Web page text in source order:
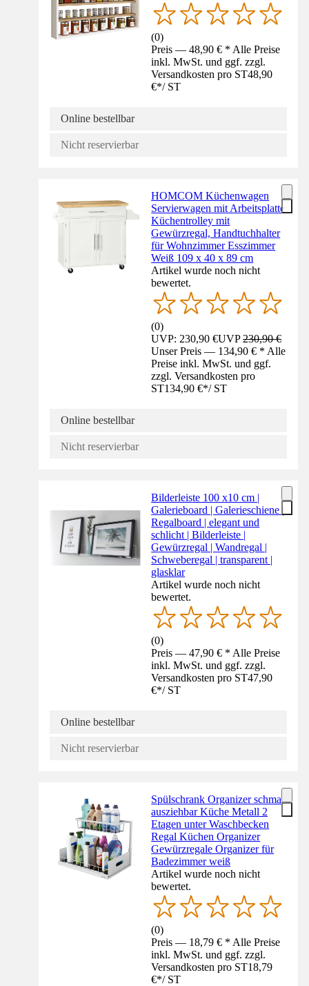
(0)
Preis — 48,90 € * Alle Preise
inkl. MwSt. und ggf. zzgl.
Versandkosten pro ST48,90
€*/ ST
Online bestellbar
Nicht reservierbar
HOMCOM Küchenwagen
Servierwagen mit Arbeitsplatte
Küchentrolley mit
Gewürzregal, Handtuchhalter
für Wohnzimmer Esszimmer
Weiß 109 x 40 x 89 cm
Artikel wurde noch nicht
bewertet.
(0)
UVP: 230,90 €UVP230,90 €
Unser Preis — 134,90 € * Alle
Preise inkl. MwSt. und ggf.
zzgl. Versandkosten pro
ST134,90 €*/ ST
Online bestellbar
Nicht reservierbar
Bilderleiste 100 x10 cm |
Galerieboard | Galerieschiene |
Regalboard | elegant und
schlicht | Bilderleiste |
Gewürzregal | Wandregal |
Schweberegal | transparent |
glasklar
Artikel wurde noch nicht
bewertet.
(0)
Preis — 47,90 € * Alle Preise
inkl. MwSt. und ggf. zzgl.
Versandkosten pro ST47,90
€*/ ST
Online bestellbar
Nicht reservierbar
Spülschrank Organizer schmal
ausziehbar Küche Metall 2
Etagen unter Waschbecken
Regal Küchen Organizer
Gewürzregale Organizer für
Badezimmer weiß
Artikel wurde noch nicht
bewertet.
(0)
Preis — 18,79 € * Alle Preise
inkl. MwSt. und ggf. zzgl.
Versandkosten pro ST18,79
€*/ ST